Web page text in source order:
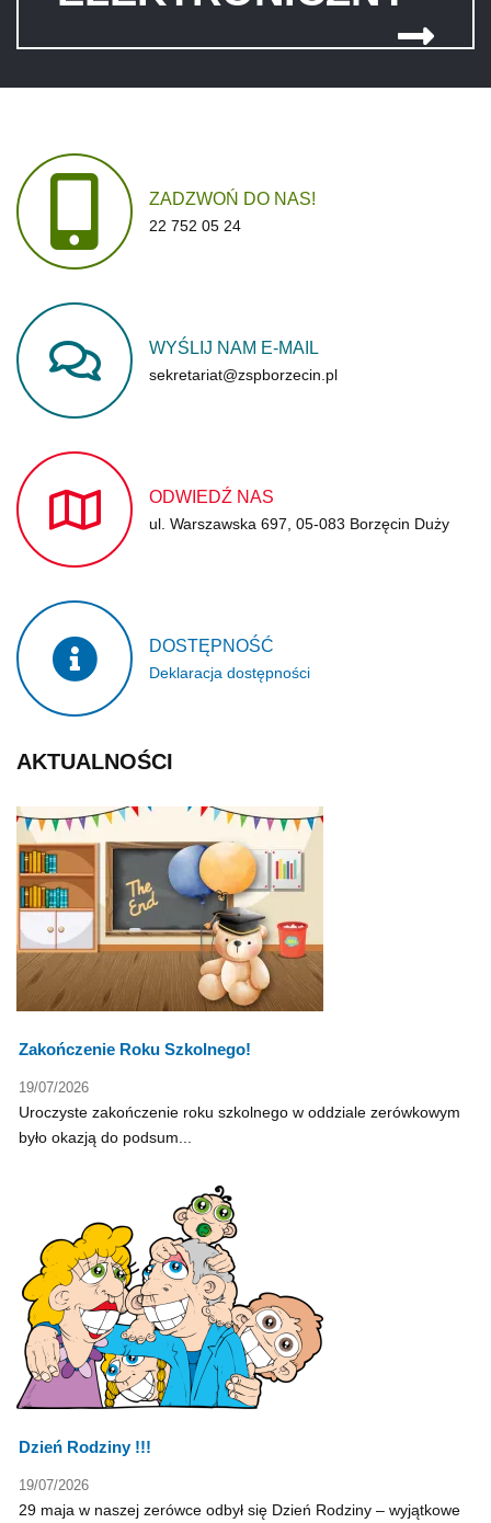
ZADZWOŃ DO NAS!
22 752 05 24
WYŚLIJ NAM E-MAIL
sekretariat@zspborzecin.pl
ODWIEDŹ NAS
ul. Warszawska 697, 05-083 Borzęcin Duży
DOSTĘPNOŚĆ
Deklaracja dostępności
AKTUALNOŚCI
Zakończenie Roku Szkolnego!
19/07/2026
Uroczyste zakończenie roku szkolnego w oddziale zerówkowym
było okazją do podsum...
Dzień Rodziny !!!
19/07/2026
29 maja w naszej zerówce odbył się Dzień Rodziny – wyjątkowe